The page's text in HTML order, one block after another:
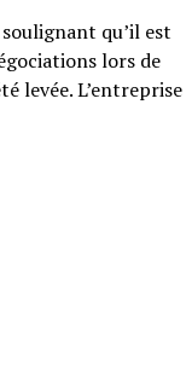
qu’il est
lors de
levée. L’entreprise